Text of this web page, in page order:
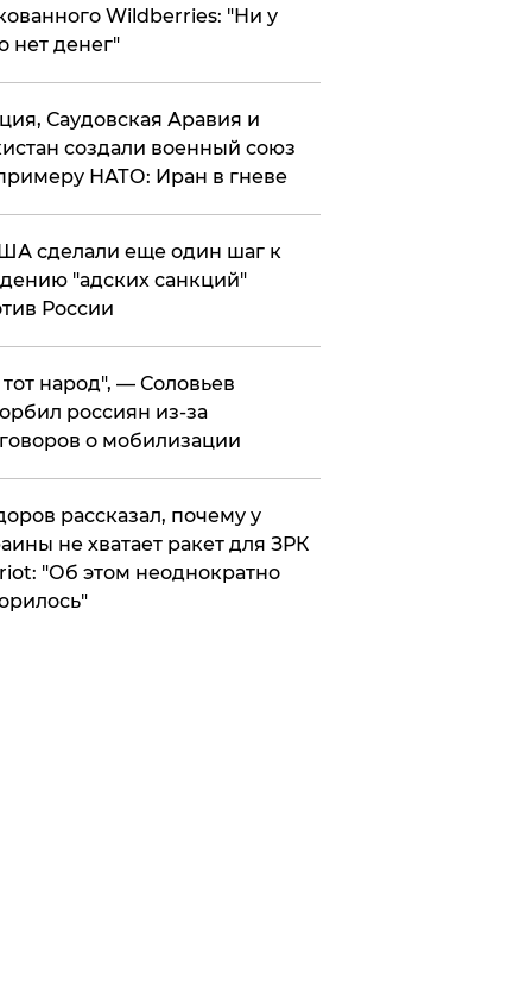
Wildberries: "Ни у
нет денег"
Саудовская Аравия и
создали военный союз
НАТО: Иран в гневе
сделали еще один шаг к
"адских санкций"
России
народ", — Соловьев
россиян из-за
о мобилизации
рассказал, почему у
не хватает ракет для ЗРК
"Об этом неоднократно